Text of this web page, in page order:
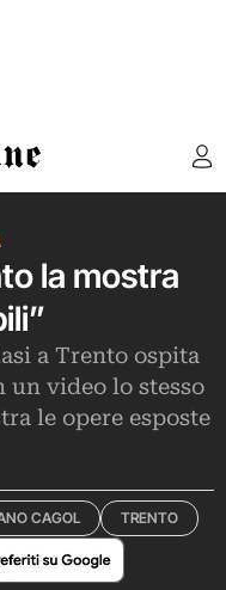
la mostra
a Trento ospita
un video lo stesso
le opere esposte
CAGOL TRENTO